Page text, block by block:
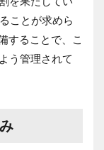
ことが求めら
することで、こ
う管理されて